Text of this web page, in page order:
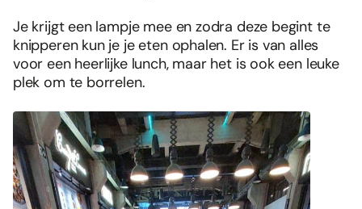
Je krijgt een lampje mee en zodra deze begint te
knipperen kun je je eten ophalen. Er is van alles
voor een heerlijke lunch, maar het is ook een leuke
plek om te borrelen.